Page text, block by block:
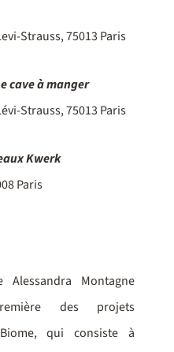
Strauss, 75013 Paris
cave à manger
Strauss, 75013 Paris
Kwerk
Paris
Montagne
des projets
qui consiste à